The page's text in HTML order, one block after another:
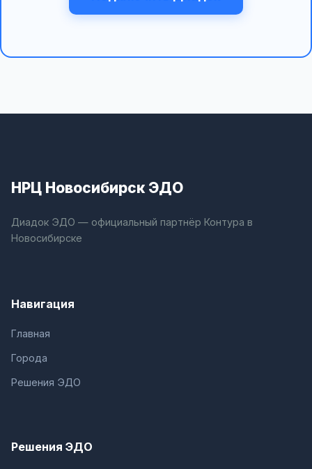
НРЦ Новосибирск ЭДО
Диадок ЭДО — официальный партнёр Контура в
Новосибирске
Навигация
Главная
Города
Решения ЭДО
Решения ЭДО